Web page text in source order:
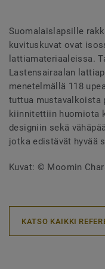
Suomalaislapsille
kuvituskuvat ovat
lattiamateriaaleissa.
Lastensairaalan
menetelmällä 118
tuttua mustavalkoista
kiinnitettiin huomiota
designiin sekä
jotka edistävät hyvää
Kuvat: © Moomin
KATSO KAIKKI